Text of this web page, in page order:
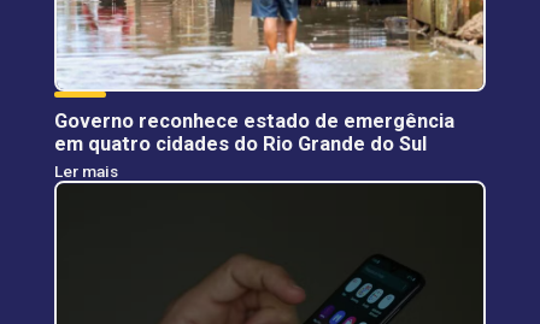
Governo reconhece estado de emergência
em quatro cidades do Rio Grande do Sul
Ler mais